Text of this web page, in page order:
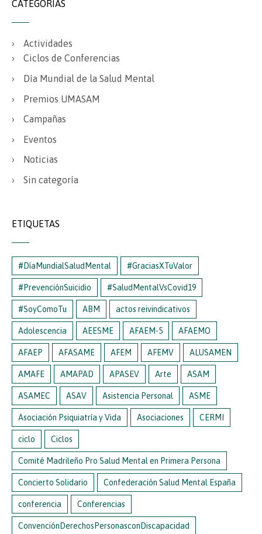
CATEGORÍAS
Actividades
Ciclos de Conferencias
Día Mundial de la Salud Mental
Premios UMASAM
Campañas
Eventos
Noticias
Sin categoría
ETIQUETAS
#DíaMundialSaludMental #GraciasXTuValor
#PrevenciónSuicidio #SaludMentalVsCovid19
#SoyComoTu ABM actos reivindicativos
Adolescencia AEESME AFAEM-5 AFAEMO
AFAEP AFASAME AFEM AFEMV ALUSAMEN
AMAFE AMAPAD APASEV Arte ASAM
ASAMEC ASAV Asistencia Personal ASME
Asociación Psiquiatría y Vida Asociaciones CERMI
ciclo Ciclos
Comité Madrileño Pro Salud Mental en Primera Persona
Concierto Solidario Confederación Salud Mental España
conferencia Conferencias
ConvenciónDerechosPersonasconDiscapacidad